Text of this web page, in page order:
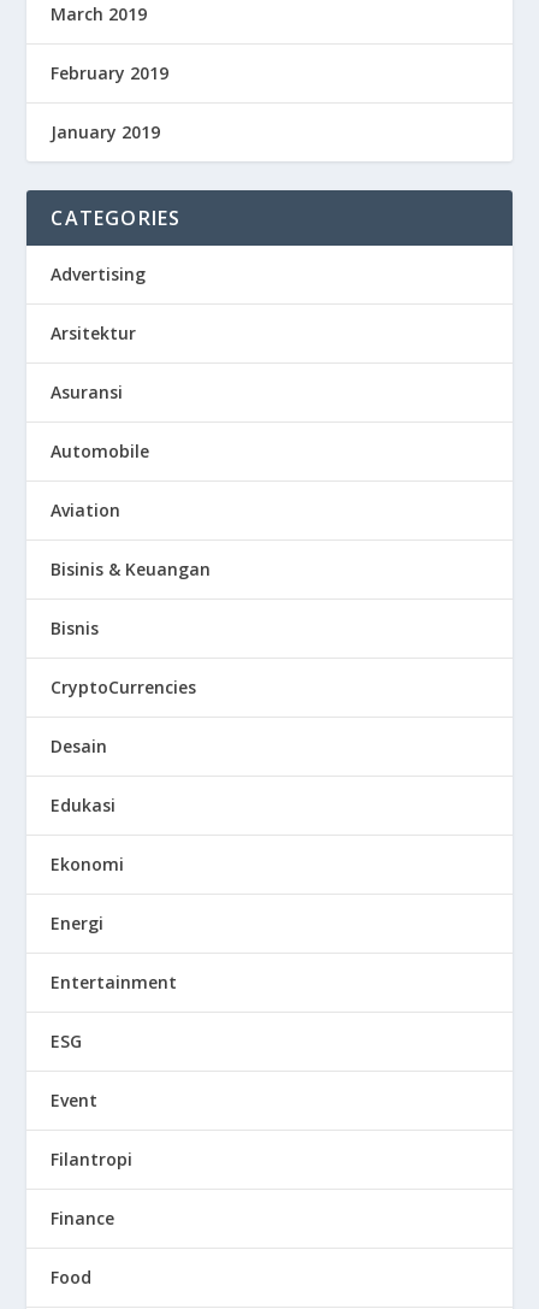
March 2019
February 2019
January 2019
CATEGORIES
Advertising
Arsitektur
Asuransi
Automobile
Aviation
Bisinis & Keuangan
Bisnis
CryptoCurrencies
Desain
Edukasi
Ekonomi
Energi
Entertainment
ESG
Event
Filantropi
Finance
Food